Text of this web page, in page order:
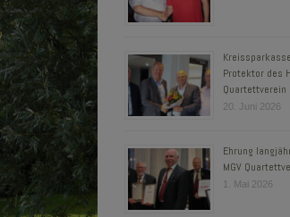
Protektor des
Quartettverein
20. Juni 2026
Ehrung
MGV
1. Mai 2026